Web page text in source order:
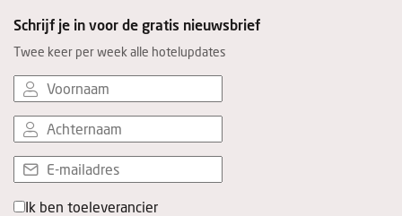
Schrijf je in voor de gratis nieuwsbrief
Twee keer per week alle hotelupdates
Ik ben toeleverancier